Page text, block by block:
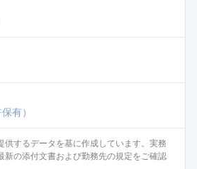
有）
供するデータを基に作成しています。実務
新の添付文書および勤務先の規定をご確認